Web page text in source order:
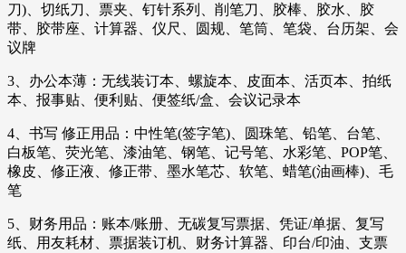
刀)、切纸刀、票夹、钉针系列、削笔刀、胶棒、胶水、胶
带、胶带座、计算器、仪尺、圆规、笔筒、笔袋、台历架、会
议牌
3、办公本薄：无线装订本、螺旋本、皮面本、活页本、拍纸
本、报事贴、便利贴、便签纸/盒、会议记录本
4、书写 修正用品：中性笔(签字笔)、圆珠笔、铅笔、台笔、
白板笔、荧光笔、漆油笔、钢笔、记号笔、水彩笔、POP笔、
橡皮、修正液、修正带、墨水笔芯、软笔、蜡笔(油画棒)、毛
笔
5、财务用品：账本/账册、无碳复写票据、凭证/单据、复写
纸、用友耗材、票据装订机、财务计算器、印台/印油、支票